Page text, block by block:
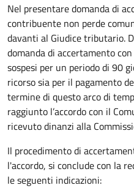
Nel presentare domanda di
contribuente non perde
davanti al Giudice tributario.
domanda di accertamento
sospesi per un periodo di 90
ricorso sia per il pagamento
termine di questo arco di
raggiunto l’accordo con il
ricevuto dinanzi alla
Il procedimento di
l'accordo, si conclude con la
le seguenti indicazioni: